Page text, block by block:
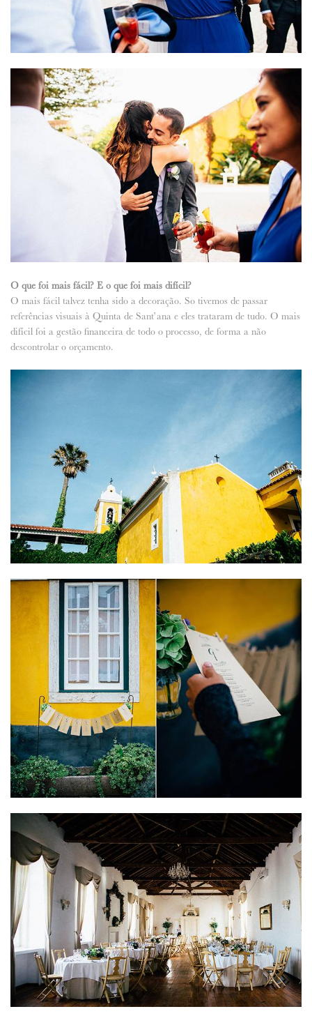
O que foi mais fácil? E o que foi mais difícil?
O mais fácil talvez tenha sido a decoração. So tivemos de passar
referências visuais à Quinta de Sant’ana e eles trataram de tudo. O mais
difícil foi a gestão financeira de todo o processo, de forma a não
descontrolar o orçamento.